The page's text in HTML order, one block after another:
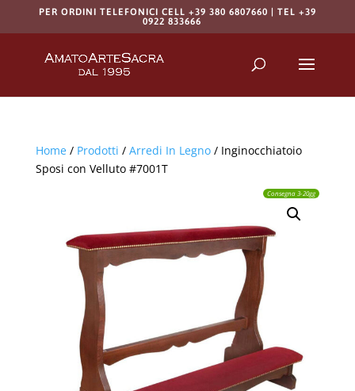
PER ORDINI TELEFONICI CELL +39 380 6807660 | TEL +39
0922 833666
Home/ Prodotti / Arredi In Legno/ Inginocchiatoio
Sposi con Velluto #7001T
Consegna 3-20gg